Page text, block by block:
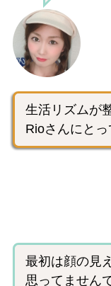
生活リズムが
Rioさんにと
最初は顔の見
思ってません